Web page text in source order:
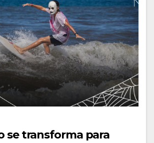
se transforma para